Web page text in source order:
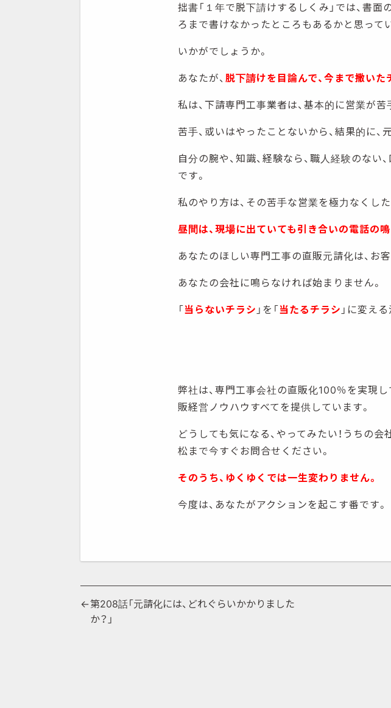
拙書「１年で脱下請けするしくみ」では、書面
ろまで書けなかったところもあるかと思って
いかがでしょうか。
あなたが、 脱下請けを目論んで、今まで撒い
私は、下請専門工事業者は、基本的に営業が苦
苦手、或いはやったことないから、結果的に、
自分の腕や、知識、経験なら、職人経験のな
です。
私のやり方は、その苦手な営業を極力なくした
昼間は、現場に出ていても引き合いの電話の鳴
あなたのほしい専門工事の直販元請化は、お
あなたの会社に鳴らなければ始まりません。
「当らないチラシ 」を「当たるチラシ 」に変え
弊社は、専門工事会社の直販化100％を実現
販経営ノウハウすべてを提供しています。
どうしても気になる、やってみたい！うちの会
松まで今すぐお問合せください。
そのうち、ゆくゆくでは一生変わりません。
今度は、あなたがアクションを起こす番です。
投
稿
第208話「元請化には、どれぐらいかかりました
か？」